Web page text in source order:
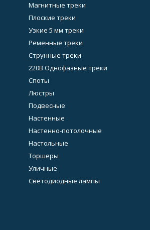
Магнитные треки
Плоские треки
Узкие 5 мм треки
Ременные треки
Струнные треки
220В Однофазные треки
Споты
Люстры
Подвесные
Настенные
Настенно-потолочные
Настольные
Торшеры
Уличные
Светодиодные лампы